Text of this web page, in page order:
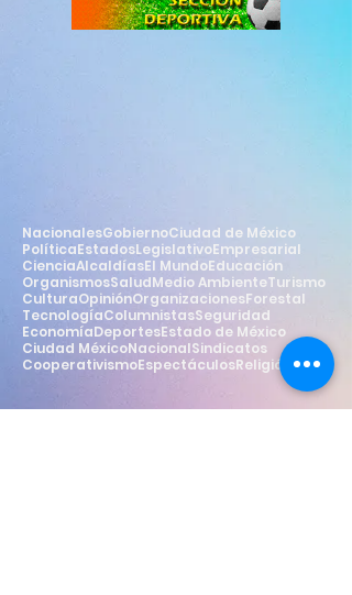
NacionalesGobiernoCiudad de México
PolíticaEstadosLegislativoEmpresarial
CienciaAlcaldíasEl MundoEducación
OrganismosSaludMedio AmbienteTurismo
CulturaOpiniónOrganizacionesForestal
TecnologíaColumnistasSeguridad
EconomíaDeportesEstado de México
Ciudad MéxicoNacionalSindicatos
CooperativismoEspectáculosReligión Estilo